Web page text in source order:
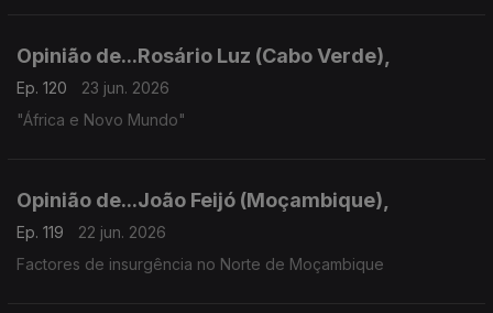
Opinião de...Rosário Luz (Cabo Verde),
Ep. 120
23 jun. 2026
"África e Novo Mundo"
Opinião de...João Feijó (Moçambique),
Ep. 119
22 jun. 2026
Factores de insurgência no Norte de Moçambique